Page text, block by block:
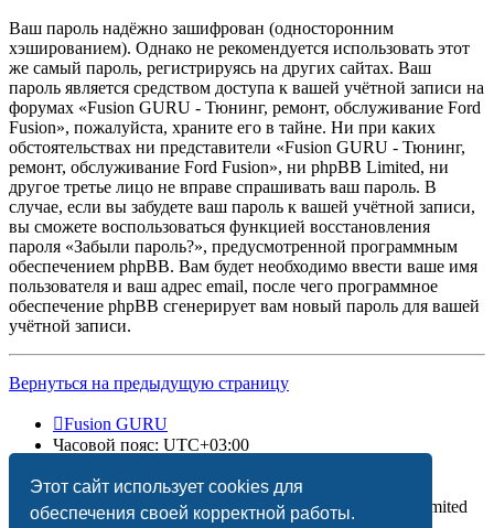
Этот сайт использует cookies для
обеспечения своей корректной работы.
Ваш пароль надёжно зашифрован (односторонним
хэшированием). Однако не рекомендуется использовать этот
же самый пароль, регистрируясь на других сайтах. Ваш
пароль является средством доступа к вашей учётной записи на
форумах «Fusion GURU - Тюнинг, ремонт, обслуживание Ford
Fusion», пожалуйста, храните его в тайне. Ни при каких
обстоятельствах ни представители «Fusion GURU - Тюнинг,
ремонт, обслуживание Ford Fusion», ни phpBB Limited, ни
другое третье лицо не вправе спрашивать ваш пароль. В
случае, если вы забудете ваш пароль к вашей учётной записи,
вы сможете воспользоваться функцией восстановления
пароля «Забыли пароль?», предусмотренной программным
обеспечением phpBB. Вам будет необходимо ввести ваше имя
пользователя и ваш адрес email, после чего программное
обеспечение phpBB сгенерирует вам новый пароль для вашей
учётной записи.
Вернуться на предыдущую страницу
Fusion GURU
Часовой пояс: UTC+03:00
Создано на основеphpBB® Forum Software © phpBB Limited